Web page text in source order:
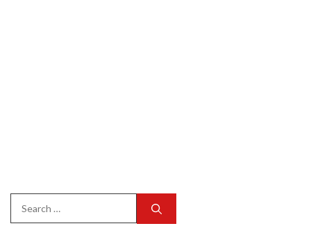
for: